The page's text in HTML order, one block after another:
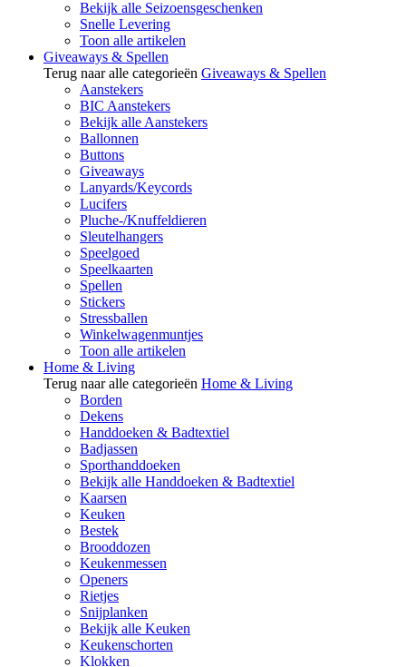
Bekijk alle Seizoensgeschenken
Snelle Levering
Toon alle artikelen
Giveaways & Spellen
Terug naar alle categorieën Giveaways & Spellen
Aanstekers
BIC Aanstekers
Bekijk alle Aanstekers
Ballonnen
Buttons
Giveaways
Lanyards/Keycords
Lucifers
Pluche-/Knuffeldieren
Sleutelhangers
Speelgoed
Speelkaarten
Spellen
Stickers
Stressballen
Winkelwagenmuntjes
Toon alle artikelen
Home & Living
Terug naar alle categorieën Home & Living
Borden
Dekens
Handdoeken & Badtextiel
Badjassen
Sporthanddoeken
Bekijk alle Handdoeken & Badtextiel
Kaarsen
Keuken
Bestek
Brooddozen
Keukenmessen
Openers
Rietjes
Snijplanken
Bekijk alle Keuken
Keukenschorten
Klokken